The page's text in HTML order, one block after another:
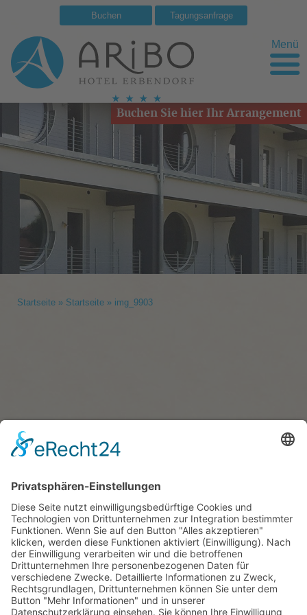
Buchen Tagungsanfrage
Menü
Buchen Sie hier Ihr Arrangement
Startseite» Startseite» img_9903